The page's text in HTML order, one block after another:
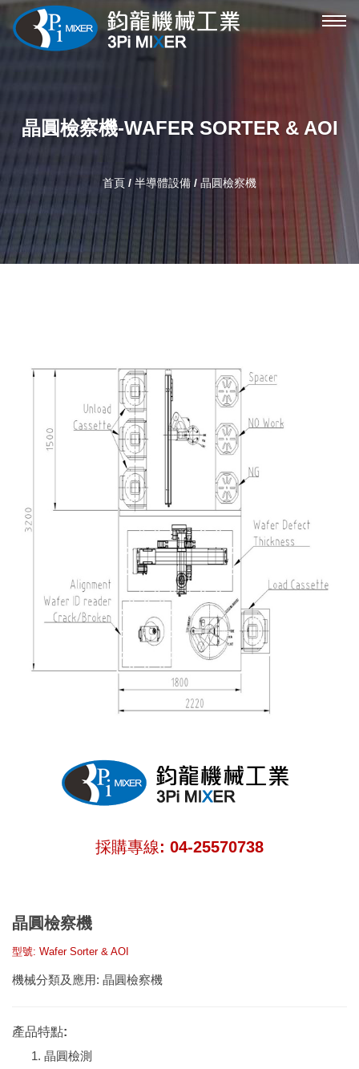
攪
選
晶圓檢察機-WAFER SORTER & AOI
首頁 / 半導體設備 / 晶圓檢察機
採購專線: 04-25570738
晶圓檢察機
型號: Wafer Sorter & AOI
機械分類及應用: 晶圓檢察機
產品特點:
晶圓檢測